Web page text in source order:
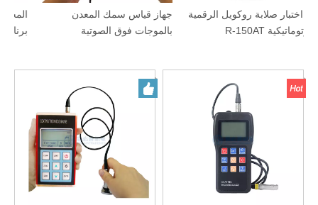
جهاز قياس سمك المعدن
بالموجات فوق الصوتية
آلة اختبار صلابة روكويل الرقمية
الأوتوماتيكية R-150AT